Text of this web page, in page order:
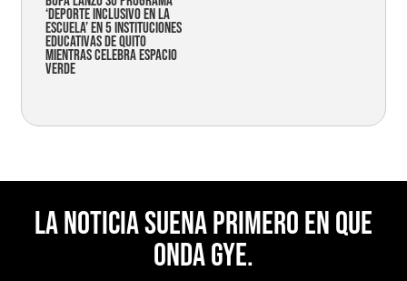
‘Deporte Inclusivo en la
Escuela’ en 5 instituciones
educativas de Quito
mientras celebra espacio
verde
La noticia suena primero en Que
Onda Gye.